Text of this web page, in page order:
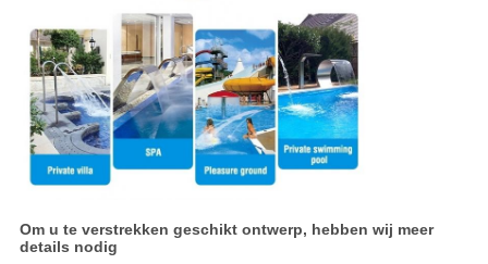
Om u te verstrekken geschikt ontwerp, hebben wij meer
details nodig